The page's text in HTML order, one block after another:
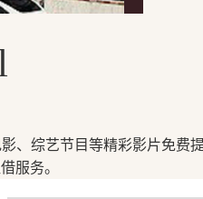
、综艺节目等精彩影片免费
服务。